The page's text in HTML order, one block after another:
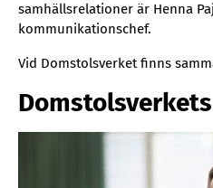
samhällsrelationer är Henna
kommunikationschef.
Vid Domstolsverket finns